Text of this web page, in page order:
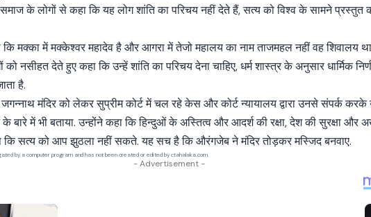
समाज के लोगों से कहा कि यह लोग शांति का परिचय नहीं देते हैं, सत्य को विश्व के सामने प्रस्तुत
कि मक्का में मक्केश्वर महादेव है और आगरा में तेजो महालय का नाम ताजमहल नहीं वह शिवालय
को नसीहत देते हुए कहा कि उन्हें शांति का परिचय देना चाहिए, धर्म शास्त्र के अनुसार धार्मिक
है.
मंदिर को लेकर सुप्रीम कोर्ट में चल रहे केस और कोर्ट न्यायालय द्वारा उनसे संपर्क करके
के बारे में भी बताया. उन्होंने कहा कि हिन्दुओं के अस्तित्व और आदर्श की रक्षा, देश की सुरक्षा और
कि सत्य को आप झुठला नहीं सकते. यह सच है कि औरंगजेब ने मंदिर तोड़कर मस्जिद बनवाए.
by a computer program and has not been created or edited by ctahalaka.com.
- Advertisement -